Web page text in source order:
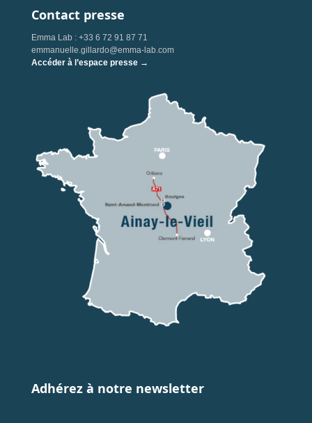
Contact presse
Emma Lab : +33 6 72 91 87 71
emmanuelle.gillardo@emma-lab.com
Accéder à l’espace presse →
Adhérez à notre newsletter